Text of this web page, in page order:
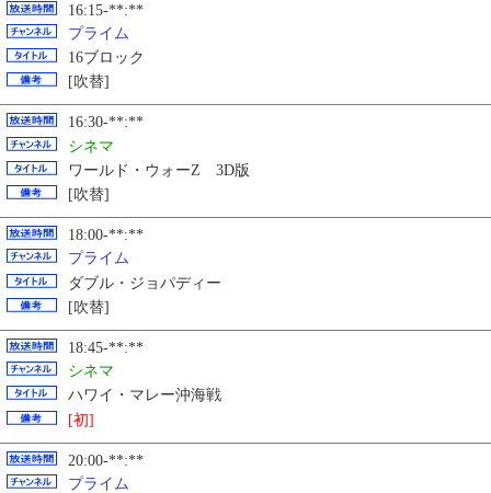
16:15-**:**
プライム
16ブロック
[吹替]
16:30-**:**
シネマ
ワールド・ウォーZ 3D版
[吹替]
18:00-**:**
プライム
ダブル・ジョパディー
[吹替]
18:45-**:**
シネマ
ハワイ・マレー沖海戦
[初]
20:00-**:**
プライム